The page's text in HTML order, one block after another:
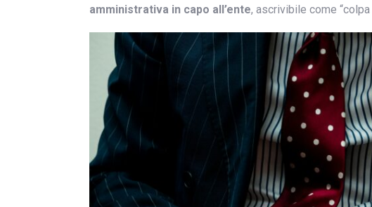
amministrativa in capo all’ente, ascrivibile come